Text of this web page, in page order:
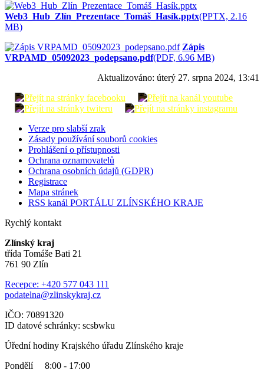
Web3_Hub_Zlín_Prezentace_Tomáš_Hasík.pptx(PPTX, 2.16
MB)
Zápis
VRPAMD_05092023_podepsano.pdf(PDF, 6.96 MB)
Aktualizováno: úterý 27. srpna 2024, 13:41
Verze pro slabší zrak
Zásady používání souborů cookies
Prohlášení o přístupnosti
Ochrana oznamovatelů
Ochrana osobních údajů (GDPR)
Registrace
Mapa stránek
RSS kanál PORTÁLU ZLÍNSKÉHO KRAJE
Rychlý kontakt
Zlínský kraj
třída Tomáše Bati 21
761 90 Zlín
Recepce: +420 577 043 111
podatelna@zlinskykraj.cz
IČO: 70891320
ID datové schránky: scsbwku
Úřední hodiny Krajského úřadu Zlínského kraje
Pondělí 8:00 - 17:00